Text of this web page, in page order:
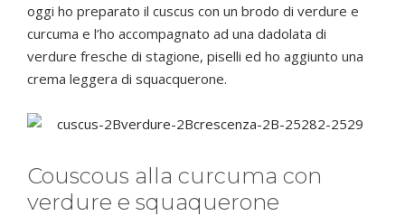
oggi ho preparato il cuscus con un brodo di verdure e
curcuma e l’ho accompagnato ad una dadolata di
verdure fresche di stagione, piselli ed ho aggiunto una
crema leggera di squacquerone.
Couscous alla curcuma con
verdure e squaquerone